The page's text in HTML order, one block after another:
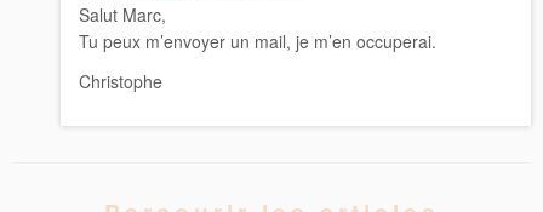
Salut Marc,
Tu peux m’envoyer un mail, je m’en occuperai.
Christophe